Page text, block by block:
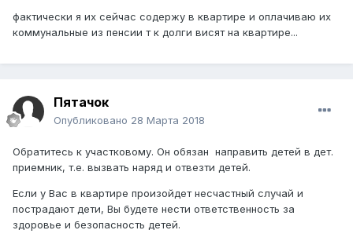
фактически я их сейчас содержу в квартире и оплачиваю их
коммунальные из пенсии т к долги висят на квартире...
Пятачок
Опубликовано 28 Марта 2018
Обратитесь к участковому. Он обязан направить детей в дет.
приемник, т.е. вызвать наряд и отвезти детей.
Если у Вас в квартире произойдет несчастный случай и
пострадают дети, Вы будете нести ответственность за
здоровье и безопасность детей.